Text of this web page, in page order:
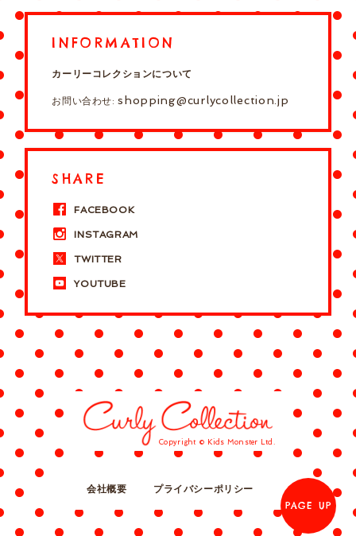
INFORMATION
カーリーコレクションについて
お問い合わせ:shopping@curlycollection.jp
SHARE
FACEBOOK
INSTAGRAM
TWITTER
YOUTUBE
Copyright © Kids Monster Ltd.
会社概要
プライバシーポリシー
PAGE UP